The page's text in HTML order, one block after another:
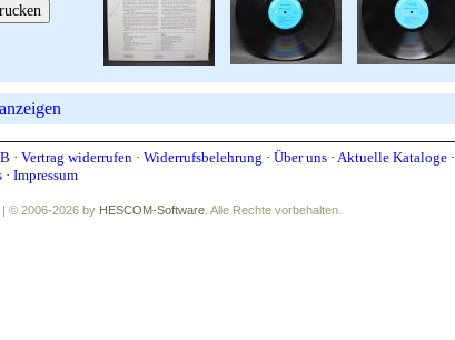
· Vertrag widerrufen· Widerrufsbelehrung · Über uns· Aktuelle Kataloge·
· Impressum
| © 2006-2026 by HESCOM-Software . Alle Rechte vorbehalten.